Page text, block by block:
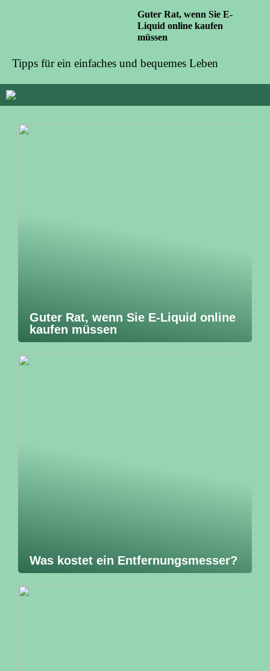
Guter Rat, wenn Sie E-
Liquid online kaufen
müssen
Tipps für ein einfaches und bequemes Leben
Guter Rat, wenn Sie E-Liquid online
kaufen müssen
Was kostet ein Entfernungsmesser?